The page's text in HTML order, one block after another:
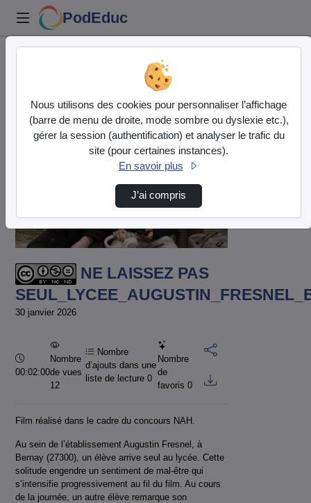
PodEduc
SEUL_LYCEE_AUGUSTIN_FRESNEL_B…
Lire
la
vidéo
NE LAISSEZ PAS
30 janvier 2026
Durée :
00:02:00
Nombre
de vues
12
Nombre
d’ajouts dans une
liste de lecture 0
Nombre
de
favoris 0
Film réalisé dans le cadre du concours NAH.
Au sein de l’établissement Augustin Fresnel, à
Bernay (27300), un élève arrive seul au lycée. Cette
solitude engendre un sentiment de mal-être qui
s’intensifie progressivement au fil du film. Au cours
de la journée, un autre élève remarque son
Nous utilisons des cookies pour personnaliser l’affichage
(barre de menu de droite, mode sombre ou dyslexie etc.),
gérer la session (authentification) et analyser le trafic du
site (pour certaines instances).
En savoir plus
J’ai compris